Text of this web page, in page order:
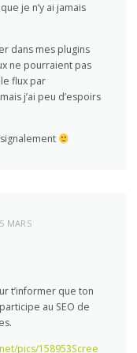
je n’y ai jamais
dans mes plugins
ne pourraient pas
flux par
j’ai peu d’espoirs
5 MARS
t’informer que ton
au SEO de
pics/158953Scree